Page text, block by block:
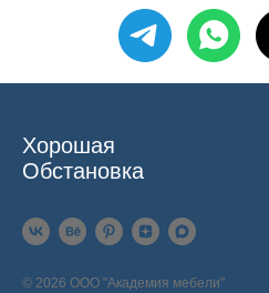
Хорошая
Обстановка
© 2026 ООО "Академия мебели"